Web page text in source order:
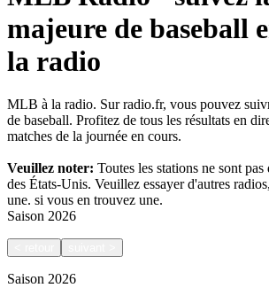
majeure de baseball
la radio
MLB à la radio. Sur radio.fr, vous pouvez
de baseball. Profitez de tous les résultats en
matches de la journée en cours.
Veuillez noter: Toutes les stations ne sont
des États-Unis. Veuillez essayer d'autres
une. si vous en trouvez une.
Saison 2026
Saison 2026